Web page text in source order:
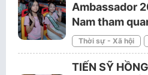
Ambassador
Nam tham
Thời sự - Xã hội
TIẾN SỸ